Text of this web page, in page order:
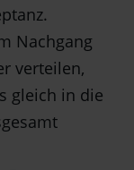
Nachgang
verteilen,
gleich in die